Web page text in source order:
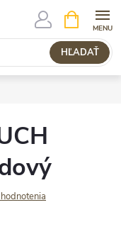
HĽADAŤ
KOŠÍK